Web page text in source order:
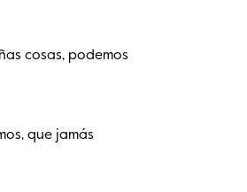
cosas, podemos
que jamás